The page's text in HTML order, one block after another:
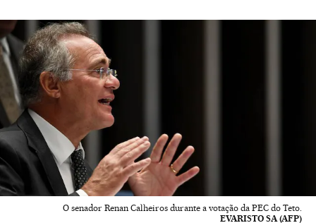
O senador Renan Calheiros durante a votação da PEC do Teto.
EVARISTO SA (AFP)